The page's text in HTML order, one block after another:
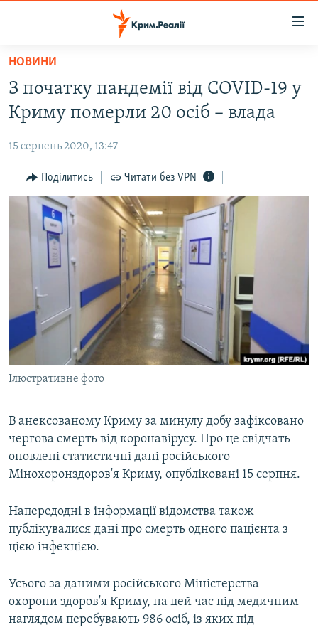
Перейти
основного
матеріалу
Перейти
до
навігації
Перейти
пошуку
ВІДЕО ТА ФОТО
ПОЛІТИКА
БЛОГИ
ПОГЛЯД
ІНТЕРВ'Ю
ВСЕ ЗА ДЕНЬ
СПЕЦПРОЕКТИ
ДЕПОРТАЦІЯ
ВІДЕОУРОКИ «ELIFBE»
СВІДЧЕННЯ ОКУПАЦІЇ
УКРАЇНСЬКА ПРОБЛЕМА КРИМУ
ЯК ОБІЙТИ БЛОКУВАННЯ
Русский
Qırımtatar
Усі сайти RFE/RL
НОВИНИ
З початку пандемії від COVID-19 у
Криму померли 20 осіб – влада
15 серпень 2020, 13:47
Поділитись Читати без VPN
Ілюстративне фото
В анексованому Криму за минулу добу зафіксовано
чергова смерть від коронавірусу. Про це свідчать
оновлені статистичні дані російського
Мінохоронздоров'я Криму, опубліковані 15 серпня.
Напередодні в інформації відомства також
публікувалися дані про смерть одного пацієнта з
цією інфекцією.
Усього за даними російського Міністерства
охорони здоров'я Криму, на цей час під медичним
наглядом перебувають 986 осіб, із яких під